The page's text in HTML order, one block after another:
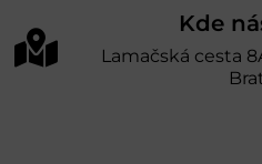
Kde
Lamačská cesta